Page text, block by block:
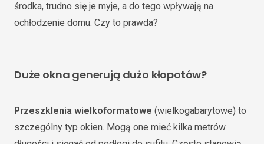
środka, trudno się je myje, a do tego wpływają na
ochłodzenie domu. Czy to prawda?
Duże okna generują dużo kłopotów?
Przeszklenia wielkoformatowe (wielkogabarytowe) to
szczególny typ okien. Mogą one mieć kilka metrów